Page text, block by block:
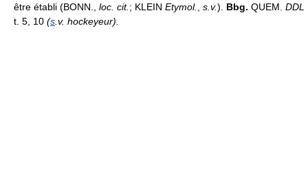
être établi (BONN., loc. cit. ; KLEIN Etymol. s.v.). Bbg. QUEM. DDL
t. 5, 10 (s .v. hockeyeur).